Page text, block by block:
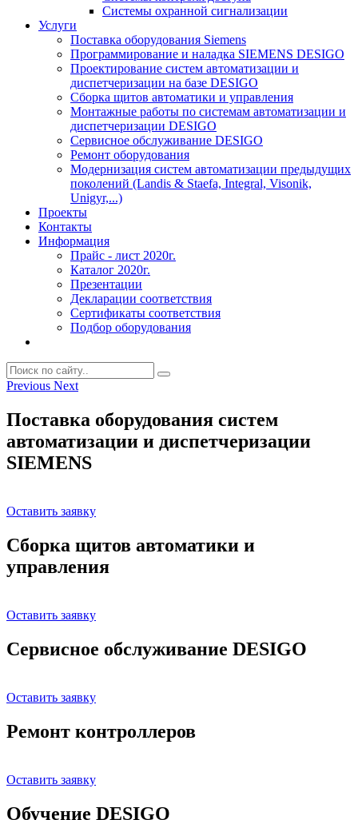
Системы охранной сигнализации
Услуги
Поставка оборудования Siemens
Программирование и наладка SIEMENS DESIGO
Проектирование систем автоматизации и
диспетчеризации на базе DESIGO
Сборка щитов автоматики и управления
Монтажные работы по системам автоматизации и
диспетчеризации DESIGO
Сервисное обслуживание DESIGO
Ремонт оборудования
Модернизация систем автоматизации предыдущих
поколений (Landis & Staefa, Integral, Visonik,
Unigyr,...)
Проекты
Контакты
Информация
Прайс - лист 2020г.
Каталог 2020г.
Презентации
Декларации соответствия
Сертификаты соответствия
Подбор оборудования
Previous Next
Поставка оборудования систем
автоматизации и диспетчеризации
SIEMENS
Оставить заявку
Сборка щитов автоматики и
управления
Оставить заявку
Сервисное обслуживание DESIGO
Оставить заявку
Ремонт контроллеров
Оставить заявку
Обучение DESIGO